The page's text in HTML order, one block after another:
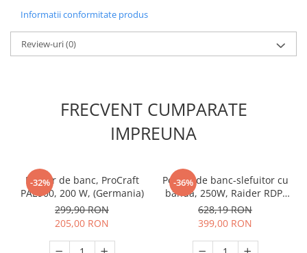
Suflante Frunze
Aparate de aer conditionat
Incubatoare oua
Informatii conformitate produs
Review-uri(0)
FRECVENT CUMPARATE
IMPREUNA
-32%
Polizor de banc, ProCraft
PAE900, 200 W, (Germania)
299,90 RON
205,00 RON
-36%
Polizor de banc-slefuitor cu
banda, 250W, Raider RDP-
BG05, Profesional
628,19 RON
399,00 RON